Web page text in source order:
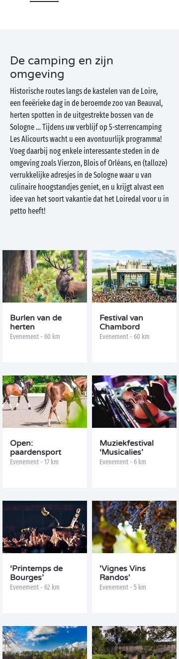
De camping en zijn
omgeving
Historische routes langs de kastelen van de Loire,
een feeërieke dag in de beroemde zoo van Beauval,
herten spotten in de uitgestrekte bossen van de
Sologne … Tijdens uw verblijf op 5-sterrencamping
Les Alicourts wacht u een avontuurlijk programma!
Voeg daarbij nog enkele interessante steden in de
omgeving zoals Vierzon, Blois of Orléans, en (talloze)
verrukkelijke adresjes in de Sologne waar u van
culinaire hoogstandjes geniet, en u krijgt alvast een
idee van het soort vakantie dat het Loiredal voor u in
petto heeft!
Burlen van de
herten
Evenement - 60 km
Festival van
Chambord
Evenement - 60 km
Open:
paardensport
Evenement - 17 km
Muziekfestival
‘Musicalies’
Evenement - 6 km
‘Printemps de
Bourges’
Evenement - 62 km
'Vignes Vins
Randos'
Evenement - 5 km